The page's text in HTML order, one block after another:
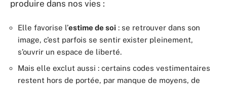
produire dans nos vies :
Elle favorise l’estime de soi : se retrouver dans son
image, c’est parfois se sentir exister pleinement,
s’ouvrir un espace de liberté.
Mais elle exclut aussi : certains codes vestimentaires
restent hors de portée, par manque de moyens, de